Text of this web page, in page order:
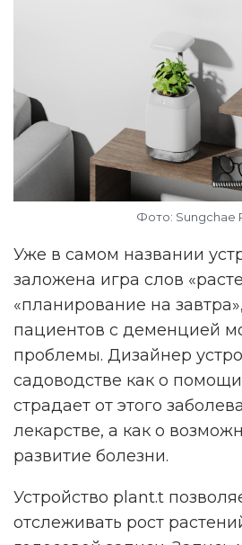
Фото: Sungchae
Уже в самом названии
заложена игра слов
«планирование на
пациентов с деменцией
проблемы. Дизайнер
садоводстве как о помощи
страдает от этого
лекарстве, а как о
развитие болезни.
Устройство plant.t
отслеживать рост